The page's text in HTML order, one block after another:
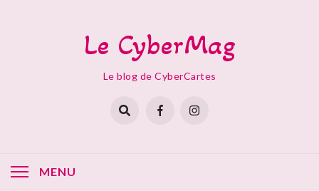
Le CyberMag
Le blog de CyberCartes
MENU